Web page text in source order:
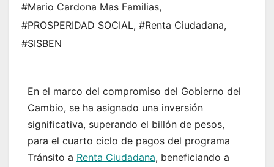
#Mario Cardona Mas Familias,
#PROSPERIDAD SOCIAL, #Renta Ciudadana,
#SISBEN
En el marco del compromiso del Gobierno del
Cambio, se ha asignado una inversión
significativa, superando el billón de pesos,
para el cuarto ciclo de pagos del programa
Tránsito a Renta Ciudadana, beneficiando a